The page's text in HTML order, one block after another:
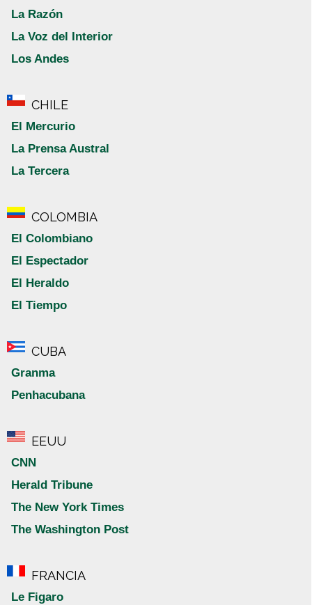
La Razón
La Voz del Interior
Los Andes
CHILE
El Mercurio
La Prensa Austral
La Tercera
COLOMBIA
El Colombiano
El Espectador
El Heraldo
El Tiempo
CUBA
Granma
Penhacubana
EEUU
CNN
Herald Tribune
The New York Times
The Washington Post
FRANCIA
Le Figaro